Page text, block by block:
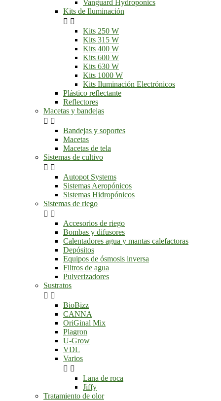
Vanguard Hydroponics
Kits de Iluminación
 
Kits 250 W
Kits 315 W
Kits 400 W
Kits 600 W
Kits 630 W
Kits 1000 W
Kits Iluminación Electrónicos
Plástico reflectante
Reflectores
Macetas y bandejas
 
Bandejas y soportes
Macetas
Macetas de tela
Sistemas de cultivo
 
Autopot Systems
Sistemas Aeropónicos
Sistemas Hidropónicos
Sistemas de riego
 
Accesorios de riego
Bombas y difusores
Calentadores agua y mantas calefactoras
Depósitos
Equipos de ósmosis inversa
Filtros de agua
Pulverizadores
Sustratos
 
BioBizz
CANNA
OriGinal Mix
Plagron
U-Grow
VDL
Varios
 
Lana de roca
Jiffy
Tratamiento de olor